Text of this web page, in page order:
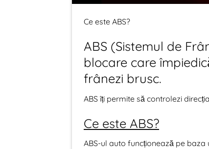
Ce este ABS?
ABS (Sistemul de
blocare care
frânezi brusc.
ABS îți permite să controlezi
Ce este ABS?
ABS-ul auto funcționează pe